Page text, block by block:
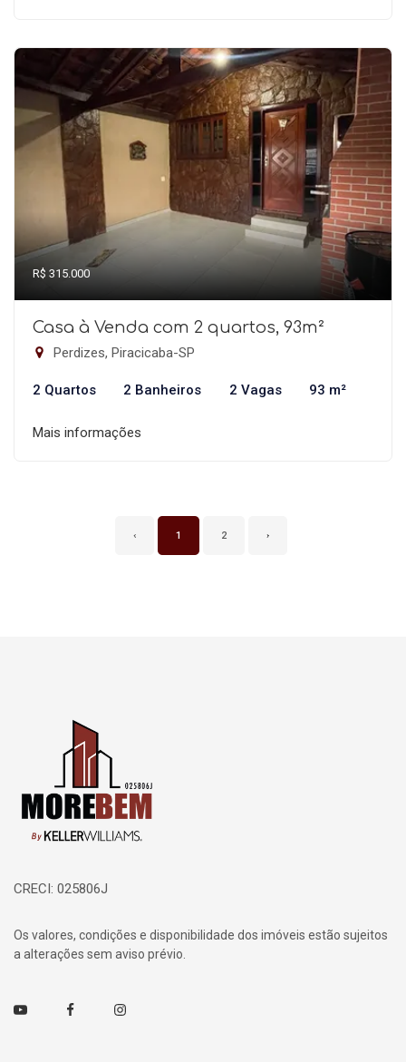
R$ 315.000
Casa à Venda com 2 quartos, 93m²
Perdizes, Piracicaba-SP
2 Quartos 2 Banheiros 2 Vagas 93 m²
Mais informações
‹ 1 2 ›
Página inicial
CRECI: 025806J
Os valores, condições e disponibilidade dos imóveis estão sujeitos
a alterações sem aviso prévio.
Youtube FacebookInstagram